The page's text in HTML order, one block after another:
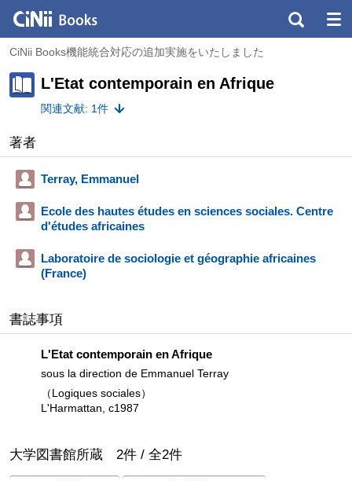
CiNii Books機能統合対応の追加実施をいたしました
L'Etat contemporain en Afrique
関連文献: 1件
著者
Terray, Emmanuel
Ecole des hautes études en sciences sociales. Centre
d'études africaines
Laboratoire de sociologie et géographie africaines
(France)
書誌事項
L'Etat contemporain en Afrique
sous la direction de Emmanuel Terray
（Logiques sociales）
L'Harmattan, c1987
大学図書館所蔵 2件 / 全2件